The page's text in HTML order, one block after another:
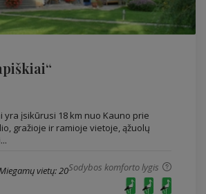
yra įsikūrusi 18 km nuo Kauno prie
gražioje ir ramioje vietoje, ąžuolų
Sodybos komforto lygis
vietų: 20